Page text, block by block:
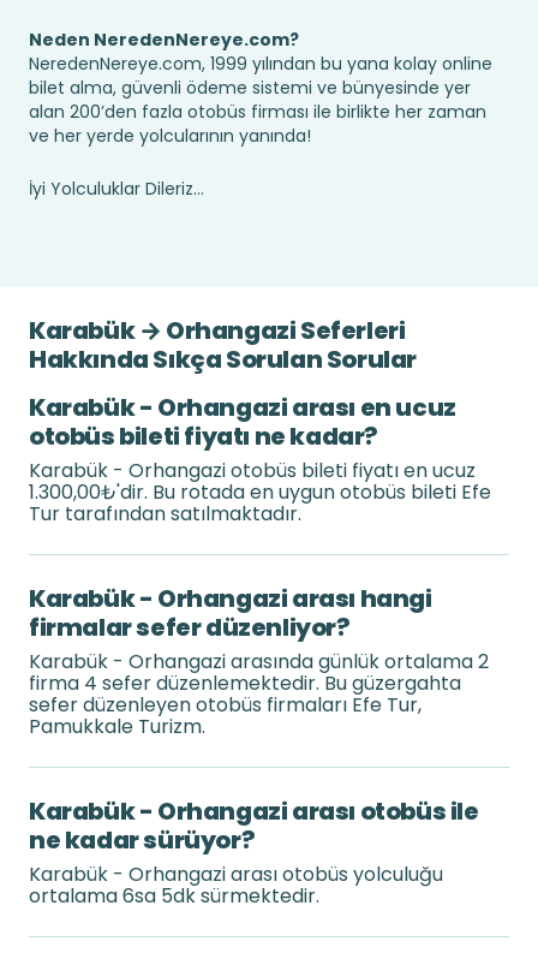
Neden NeredenNereye.com?
NeredenNereye.com, 1999 yılından bu yana kolay online
bilet alma, güvenli ödeme sistemi ve bünyesinde yer
alan 200’den fazla otobüs firması ile birlikte her zaman
ve her yerde yolcularının yanında!
İyi Yolculuklar Dileriz...
Karabük → Orhangazi Seferleri
Hakkında Sıkça Sorulan Sorular
Karabük - Orhangazi arası en ucuz
otobüs bileti fiyatı ne kadar?
Karabük - Orhangazi otobüs bileti fiyatı en ucuz
1.300,00₺'dir. Bu rotada en uygun otobüs bileti Efe
Tur tarafından satılmaktadır.
Karabük - Orhangazi arası hangi
firmalar sefer düzenliyor?
Karabük - Orhangazi arasında günlük ortalama 2
firma 4 sefer düzenlemektedir. Bu güzergahta
sefer düzenleyen otobüs firmaları Efe Tur,
Pamukkale Turizm.
Karabük - Orhangazi arası otobüs ile
ne kadar sürüyor?
Karabük - Orhangazi arası otobüs yolculuğu
ortalama 6sa 5dk sürmektedir.